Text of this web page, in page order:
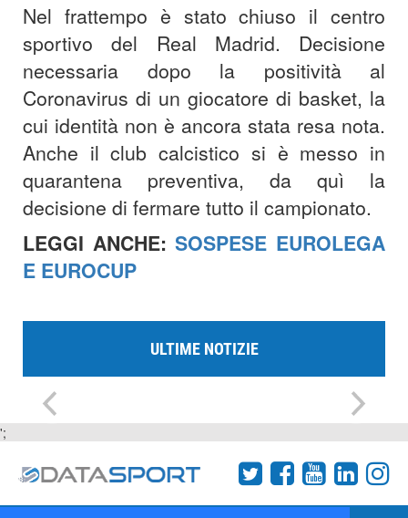
Nel frattempo è stato chiuso il centro
sportivo del Real Madrid. Decisione
necessaria dopo la positività al
Coronavirus di un giocatore di basket, la
cui identità non è ancora stata resa nota.
Anche il club calcistico si è messo in
quarantena preventiva, da quì la
decisione di fermare tutto il campionato.
LEGGI ANCHE:SOSPESE EUROLEGA
E EUROCUP
ULTIME NOTIZIE
';